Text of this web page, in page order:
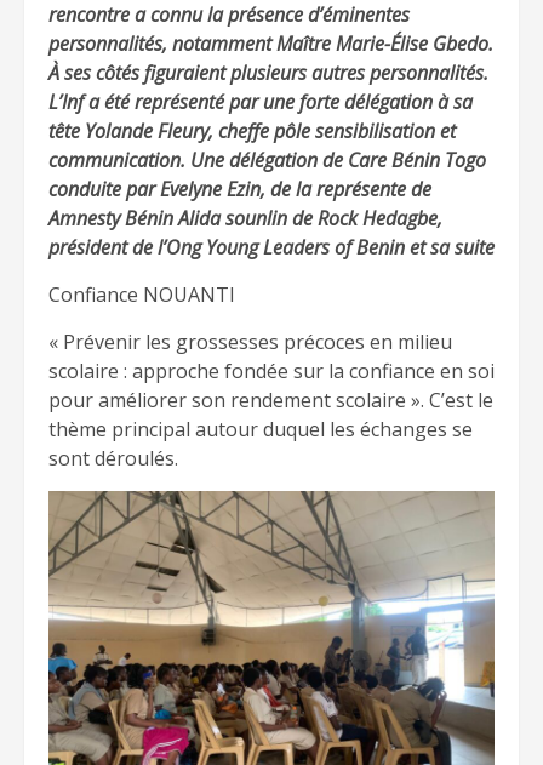
rencontre a connu la présence d’éminentes
personnalités, notamment Maître Marie-Élise Gbedo.
À ses côtés figuraient plusieurs autres personnalités.
L’Inf a été représenté par une forte délégation à sa
tête Yolande Fleury, cheffe pôle sensibilisation et
communication. Une délégation de Care Bénin Togo
conduite par Evelyne Ezin, de la représente de
Amnesty Bénin Alida sounlin de Rock Hedagbe,
président de l’Ong Young Leaders of Benin et sa suite
Confiance NOUANTI
« Prévenir les grossesses précoces en milieu
scolaire : approche fondée sur la confiance en soi
pour améliorer son rendement scolaire ». C’est le
thème principal autour duquel les échanges se
sont déroulés.